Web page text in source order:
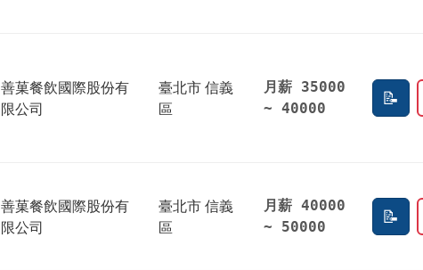
善菓餐飲國際股份有
限公司
臺北市 信義
區
月薪 35000
~ 40000
善菓餐飲國際股份有
限公司
臺北市 信義
區
月薪 40000
~ 50000